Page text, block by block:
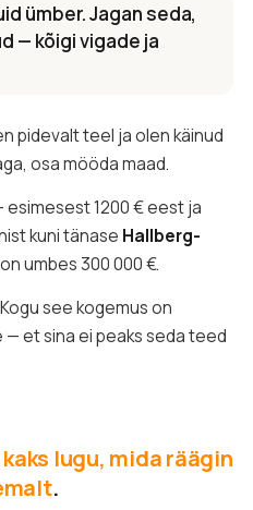
ümber. Jagan seda,
— kõigi vigade ja
pidevalt teel ja olen käinud
osa mööda maad.
esimesest 1200 € eest ja
kuni tänase Hallberg-
umbes 300 000 €.
see kogemus on
et sina ei peaks seda teed
kaks lugu, mida räägin
.